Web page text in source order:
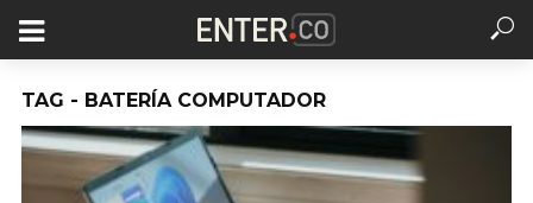
TAG - BATERÍA COMPUTADOR